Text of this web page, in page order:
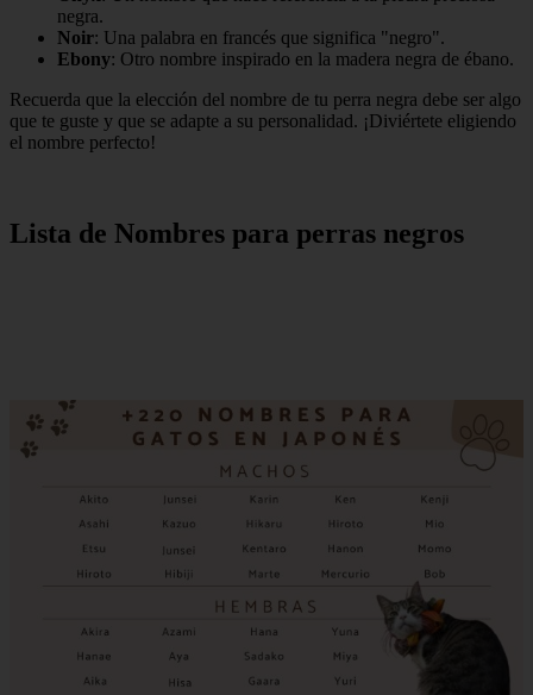
negra.
Noir: Una palabra en francés que significa "negro".
Ebony: Otro nombre inspirado en la madera negra de ébano.
Recuerda que la elección del nombre de tu perra negra debe ser algo
que te guste y que se adapte a su personalidad. ¡Diviértete eligiendo
el nombre perfecto!
Lista de Nombres para perras negros